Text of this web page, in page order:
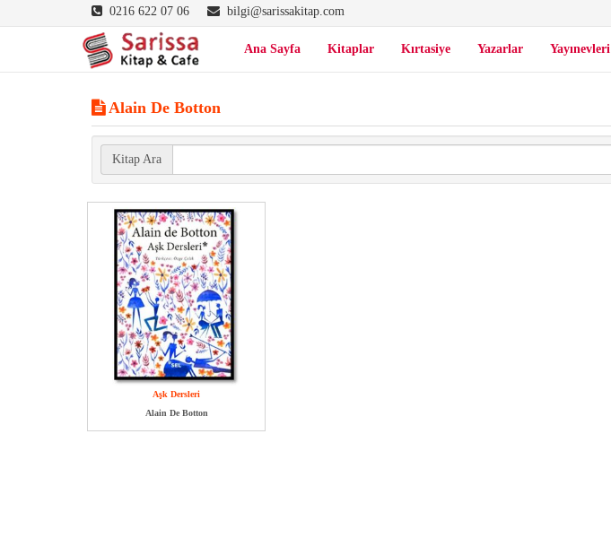
0216 622 07 06 bilgi@sarissakitap.com
Ana Sayfa Kitaplar Kırtasiye Yazarlar Yayınevleri
Alain De Botton
Kitap Ara
Aşk Dersleri
Alain De Botton